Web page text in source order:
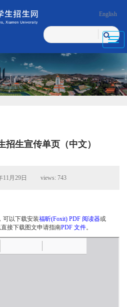
English
招生宣传单页（中文）
年11月29日 views: 743
可以下载安装福昕(Foxit) PDF 阅读器或
直接下载图文申请指南PDF 文件。